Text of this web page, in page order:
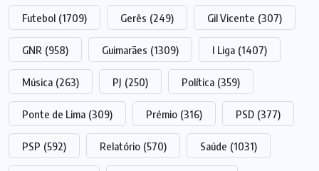
Futebol (1709) Gerês (249) Gil Vicente (307)
GNR (958) Guimarães (1309) I Liga (1407)
Música (263) PJ (250) Política (359)
Ponte de Lima (309) Prémio (316) PSD (377)
PSP (592) Relatório (570) Saúde (1031)